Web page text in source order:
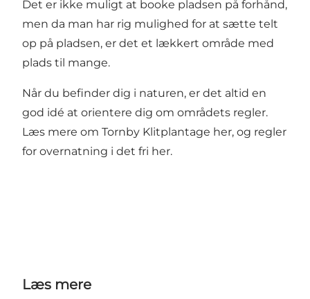
Det er ikke muligt at booke pladsen på forhånd,
men da man har rig mulighed for at sætte telt
op på pladsen, er det et lækkert område med
plads til mange.
Når du befinder dig i naturen, er det altid en
god idé at orientere dig om områdets regler.
Læs mere om Tornby Klitplantage her, og regler
for overnatning i det fri her.
Læs mere